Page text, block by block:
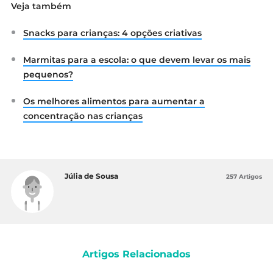
Veja também
Snacks para crianças: 4 opções criativas
Marmitas para a escola: o que devem levar os mais
pequenos?
Os melhores alimentos para aumentar a
concentração nas crianças
Júlia de Sousa 257 Artigos
Artigos Relacionados